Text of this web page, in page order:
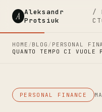
A Aleksandr
Protsiuk
/
HOME /BLOG / PERSONAL
QUANTO TEMPO CI VUOLE
PERSONAL FINANCE